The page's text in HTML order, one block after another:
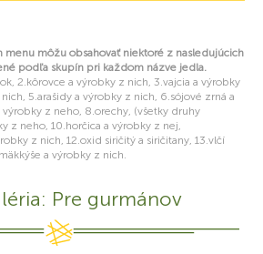
menu môžu obsahovať niektoré z nasledujúcich
podľa skupín pri každom názve jedla.
2.kôrovce a výrobky z nich, 3.vajcia a výrobky
5.arašidy a výrobky z nich, 6.sójové zrná a
z neho, 8.orechy, (všetky druhy
z neho, 10.horčica a výrobky z nej,
z nich, 12.oxid siričitý a siričitany, 13.vlčí
a výrobky z nich.
Pre gurmánov